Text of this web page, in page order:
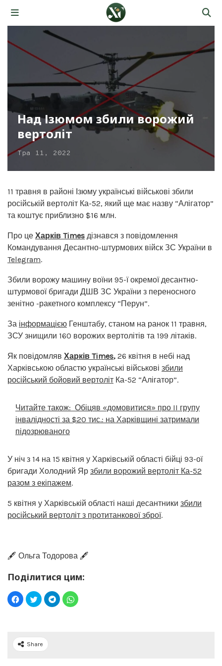
Над Ізюмом збили ворожий
вертоліт
Тра 11, 2022
11 травня в районі Ізюму українські військові збили
російській вертоліт Ка-52, який ще має назву “Алігатор”
та коштує приблизно $16 млн.
Про це Харків Times дізнався з повідомлення
Командування Десантно-штурмових війск ЗС України в
Telegram.
Збили ворожу машину воїни 95-ї окремої десантно-
штурмової бригади ДШВ ЗС України з переносного
зенітно -ракетного комплексу “Перун”.
За інформацією Генштабу, станом на ранок 11 травня,
ЗСУ знищили 160 ворожих вертолітів та 199 літаків.
Як повідомляв Харків Times, 26 квітня в небі над
Харківською областю українські військові збили
російський бойовий вертоліт Ка-52 “Алігатор”.
Читайте також: Обіцяв «домовитися» про II групу
інвалідності за $20 тис.: на Харківщині затримали
підозрюваного
У ніч з 14 на 15 квітня у Харківській області бійці 93-ої
бригади Холодний Яр збили ворожий вертоліт Ка-52
разом з екіпажем.
5 квітня у Харківській області наші десантники збили
російський вертоліт з протитанкової зброї.
🖋️ Ольга Тодорова 🖋️
Поділитися цим:
Share